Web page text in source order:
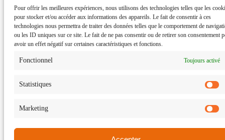
Pour offrir les meilleures expériences, nous utilisons des technologies telles que les
pour stocker et/ou accéder aux informations des appareils. Le fait de consentir à ces
technologies nous permettra de traiter des données telles que le comportement de
ou les ID uniques sur ce site. Le fait de ne pas consentir ou de retirer son consentement
avoir un effet négatif sur certaines caractéristiques et fonctions.
Fonctionnel Toujours activé
Statistiques
Marketing